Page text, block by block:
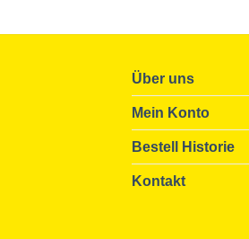
Über uns
Mein Konto
Bestell Historie
Kontakt